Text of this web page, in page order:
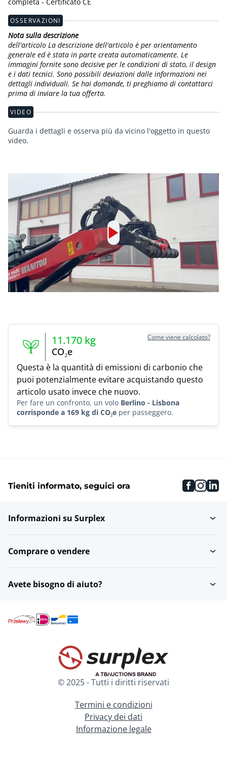
OSSERVAZIONI
Nota sulla descrizione
dell'articolo La descrizione dell'articolo è per orientamento
generale ed è stata in parte creata automaticamente. Le
immagini fornite sono decisive per le condizioni di stato, il design
e i dati tecnici. Sono possibili deviazioni dalle informazioni nei
dettagli individuali. Se hai domande, ti preghiamo di contattarci
prima di inviare la tua offerta.
VIDEO
Guarda i dettagli e osserva più da vicino l'oggetto in questo
video.
11.170 kg
CO₂e
Come viene calcolato?
Questa è la quantità di emissioni di carbonio che
puoi potenzialmente evitare acquistando questo
articolo usato invece che nuovo.
Per fare un confronto, un volo Berlino - Lisbona
corrisponde a 169 kg di CO₂e per passeggero.
Tieniti informato, seguici ora
Informazioni su Surplex
Comprare o vendere
Avete bisogno di aiuto?
© 2025 - Tutti i diritti riservati
Termini e condizioni
Privacy dei dati
Informazione legale